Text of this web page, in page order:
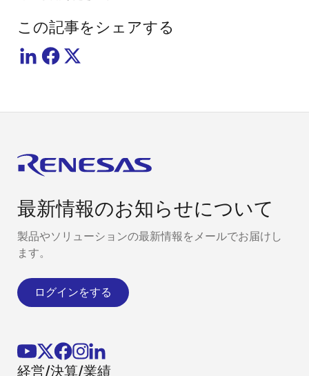
この記事をシェアする
最新情報のお知らせについて
製品やソリューションの最新情報をメールでお届けし
ます。
ログインをする
経営/決算/業績